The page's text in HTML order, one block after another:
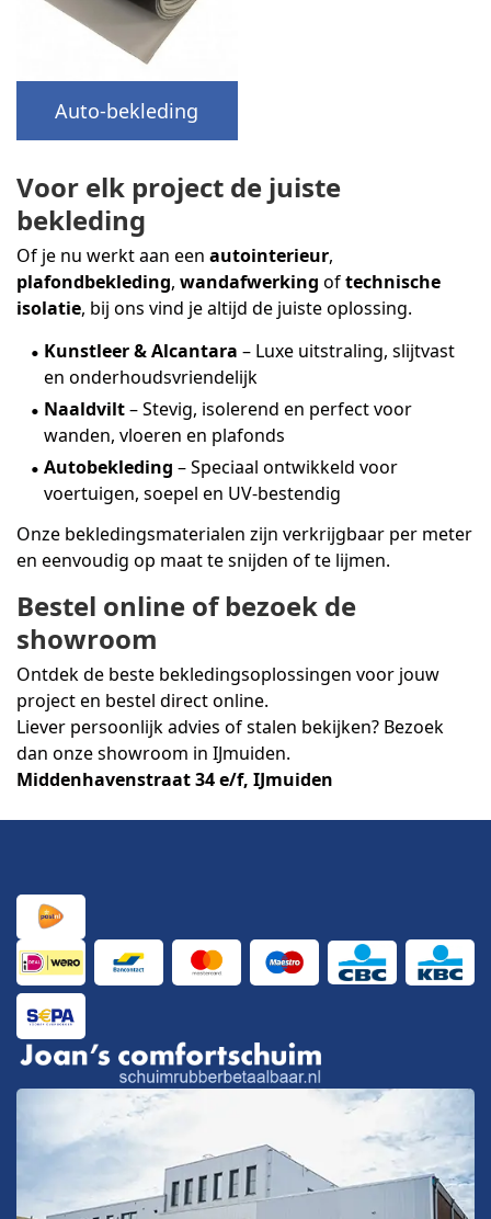
Auto-bekleding
Voor elk project de juiste
bekleding
Of je nu werkt aan een autointerieur,
plafondbekleding, wandafwerking oftechnische
isolatie, bij ons vind je altijd de juiste oplossing.
Kunstleer & Alcantara – Luxe uitstraling, slijtvast
en onderhoudsvriendelijk
Naaldvilt– Stevig, isolerend en perfect voor
wanden, vloeren en plafonds
Autobekleding – Speciaal ontwikkeld voor
voertuigen, soepel en UV-bestendig
Onze bekledingsmaterialen zijn verkrijgbaar per meter
en eenvoudig op maat te snijden of te lijmen.
Bestel online of bezoek de
showroom
Ontdek de beste bekledingsoplossingen voor jouw
project en bestel direct online.
Liever persoonlijk advies of stalen bekijken? Bezoek
dan onze showroom in IJmuiden.
Middenhavenstraat 34 e/f, IJmuiden